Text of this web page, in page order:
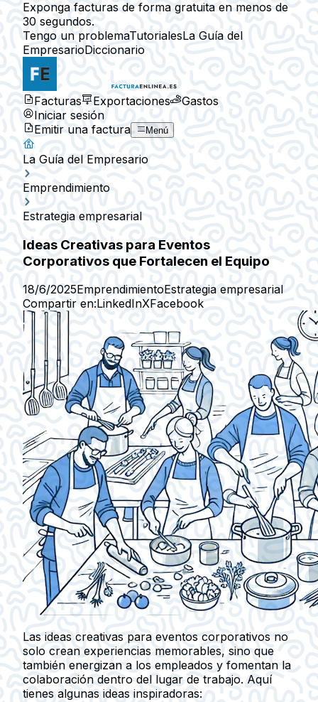
Exponga facturas de forma gratuita en menos de
30 segundos.
Tengo un problemaTutorialesLa Guía del
EmpresarioDiccionario
Facturas Exportaciones
Gastos
Iniciar sesión
Emitir una factura
Menú
La Guía del Empresario
Emprendimiento
Estrategia empresarial
Ideas Creativas para Eventos
Corporativos que Fortalecen el Equipo
18/6/2025EmprendimientoEstrategia empresarial
Compartir en:LinkedInXFacebook
Las ideas creativas para eventos corporativos no
solo crean experiencias memorables, sino que
también energizan a los empleados y fomentan la
colaboración dentro del lugar de trabajo. Aquí
tienes algunas ideas inspiradoras: